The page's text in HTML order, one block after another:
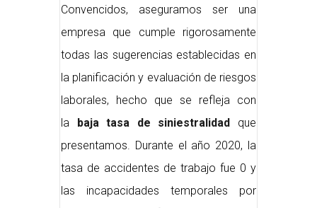
Convencidos, aseguramos ser una
empresa que cumple rigorosamente
todas las sugerencias establecidas en
la planificación y evaluación de riesgos
laborales, hecho que se refleja con
la baja tasa de siniestralidad que
presentamos. Durante el año 2020, la
tasa de accidentes de trabajo fue 0 y
las incapacidades temporales por